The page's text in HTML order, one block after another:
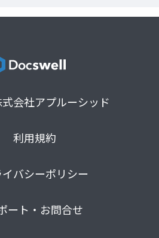
会社アプルーシッド
利用規約
イバシーポリシー
ート・お問合せ